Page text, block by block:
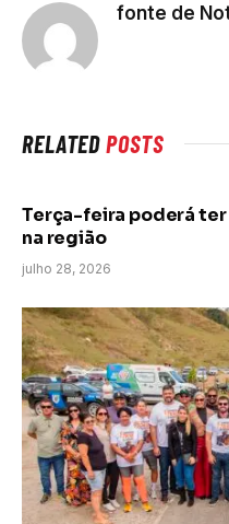
fonte de
RELATEDPOSTS
Terça-feira poderá
na região
julho 28, 2026